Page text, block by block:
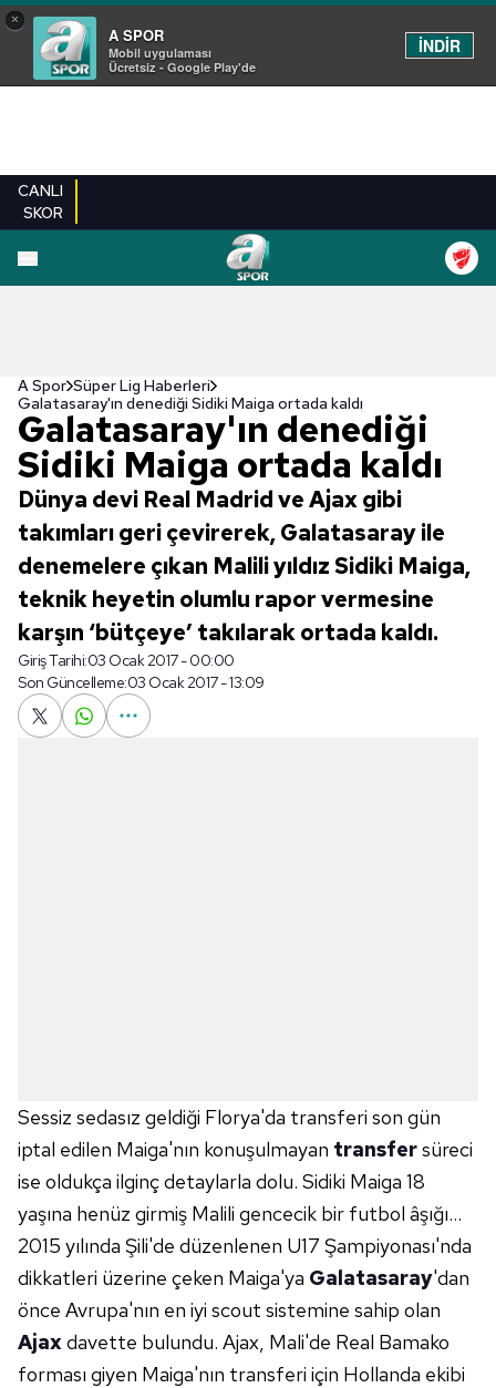
×
A SPOR
Mobil uygulaması
Ücretsiz - Google Play'de
İNDİR
CANLI
SKOR
A Spor Süper Lig Haberleri
Galatasaray'ın denediği Sidiki Maiga ortada kaldı
Galatasaray'ın denediği
Sidiki Maiga ortada kaldı
Dünya devi Real Madrid ve Ajax gibi
takımları geri çevirerek, Galatasaray ile
denemelere çıkan Malili yıldız Sidiki Maiga,
teknik heyetin olumlu rapor vermesine
karşın ‘bütçeye’ takılarak ortada kaldı.
Giriş Tarihi:03 Ocak 2017 - 00:00
Son Güncelleme:03 Ocak 2017 - 13:09
Sessiz sedasız geldiği Florya'da transferi son gün
iptal edilen Maiga'nın konuşulmayan transfersüreci
ise oldukça ilginç detaylarla dolu. Sidiki Maiga 18
yaşına henüz girmiş Malili gencecik bir futbol âşığı…
2015 yılında Şili'de düzenlenen U17 Şampiyonası'nda
dikkatleri üzerine çeken Maiga'ya Galatasaray'dan
önce Avrupa'nın en iyi scout sistemine sahip olan
Ajaxdavette bulundu. Ajax, Mali'de Real Bamako
forması giyen Maiga'nın transferi için Hollanda ekibi